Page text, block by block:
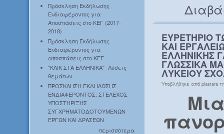
Πρόσκληση Εκδήλωσης
Ενδιαφέροντος για
Αποσπάσεις στο ΚΕΓ (2017-
2018)
Πρόσκληση Εκδήλωσης
Ενδιαφέροντος για
αποσπάσεις στο ΚΕΓ
"ΚΛΙΚ ΣΤΑ ΕΛΛΗΝΙΚΑ" -Λύσεις
θεμάτων
ΠΡΟΣΚΛΗΣΗ ΕΚΔΗΛΩΣΗΣ
ΕΝΔΙΑΦΕΡΟΝΤΟΣ: ΣΤΕΛΕΧΟΣ
ΥΠΟΣΤΗΡΙΞΗΣ
ΣΥΓΧΡΗΜΑΤΟΔΟΤΟΥΜΕΝΩΝ
ΕΡΓΩΝ ΚΑΙ ΔΡΑΣΕΩΝ
περισσότερα
ΕΥΡΕΤΗΡΙΟ
ΚΑΙ
ΕΛΛΗΝΙΚΗΣ
ΓΛΩΣΣΙΚΑ
ΛΥΚΕΙΟΥ
Υποβλήθηκε από plastara
Μια